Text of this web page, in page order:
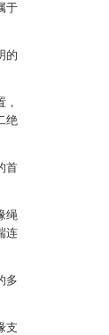
于
的
绝
首
绳
连
多
支